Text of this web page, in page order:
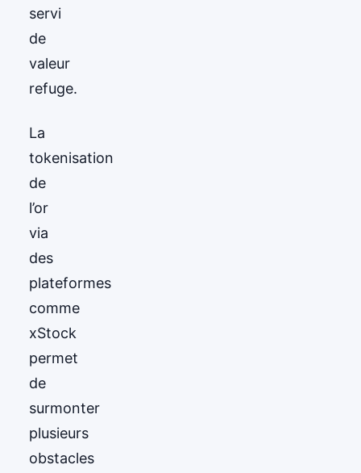
servi
de
valeur
refuge.
La
tokenisation
de
l’or
via
des
plateformes
comme
xStock
permet
de
surmonter
plusieurs
obstacles